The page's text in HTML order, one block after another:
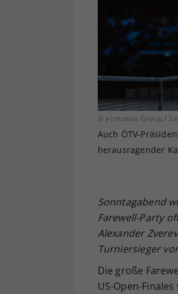
© e|motion Group /
Auch ÖTV-
herausragender
Sonntagabend
Farewell-Party
Alexander
Turniersieger
Die große
US-Open-